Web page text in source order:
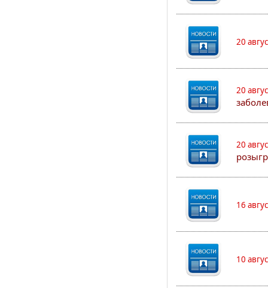
20
20
20
16
10